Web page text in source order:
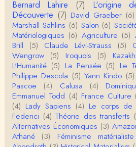
Votre gourmandise sera
ée parce que Snow
o…
Christophe Darmangeat
...Et merci à vous pour
davantage une histoire
roland chaudat
Tout à fait d'accord avec
e n'ai lu qu'un de ses
Anonymous
Homo sapiens a
0 ans. Tout d'abord, il y a
Bernard Lahire
(7) L'origine
Découverte (7) David Graeber (6)
Marshall Sahlins (6) Salon (6)
Matériologiques (6) Agriculture (5)
Brill
(5) Claude Lévi-Strauss (5)
Wengrow (5) Iroquois (5)
L'Humanité (5) La Pensée (5) Le
Philippe Descola (5) Yann Kindo (5)
Pascoe
(4) Calusa (4)
Emmanuel Todd (4) France Culture
(4) Lady Sapiens (4) Le corps de
Federici (4) Théorie des transferts
Alternatives Économiques (3)
Athané
(3) Féminisme matérialiste